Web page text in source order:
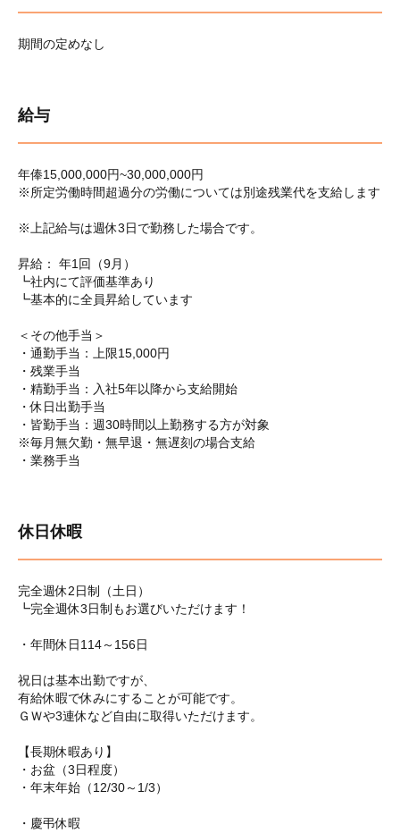
期間の定めなし
給与
年俸15,000,000円~30,000,000円
※所定労働時間超過分の労働については別途残業代を支給します
※上記給与は週休3日で勤務した場合です。
昇給： 年1回（9月）
┗社内にて評価基準あり
┗基本的に全員昇給しています
＜その他手当＞
・通勤手当：上限15,000円
・残業手当
・精勤手当：入社5年以降から支給開始
・休日出勤手当
・皆勤手当：週30時間以上勤務する方が対象
※毎月無欠勤・無早退・無遅刻の場合支給
・業務手当
休日休暇
完全週休2日制（土日）
┗完全週休3日制もお選びいただけます！
・年間休日114～156日
祝日は基本出勤ですが、
有給休暇で休みにすることが可能です。
ＧＷや3連休など自由に取得いただけます。
【長期休暇あり】
・お盆（3日程度）
・年末年始（12/30～1/3）
・慶弔休暇